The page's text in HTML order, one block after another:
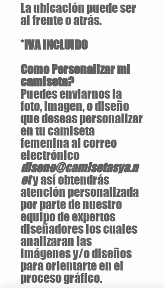
La ubicación puede ser
al frente o atrás.
*IVA INCLUIDO
Como Personalizar mi
camiseta?
Puedes enviarnos la
foto, imagen, o diseño
que deseas personalizar
en tu camiseta
femenina al correo
electrónico
diseno@camisetasya.n
ety así obtendrás
atención personalizada
por parte de nuestro
equipo de expertos
diseñadores los cuales
analizaran las
imágenes y/o diseños
para orientarte en el
proceso gráfico.